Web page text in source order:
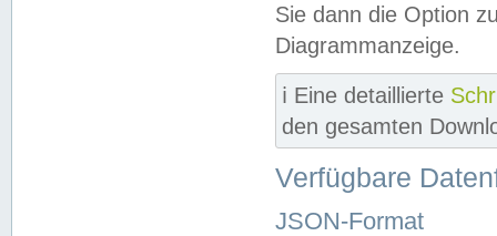
Sie dann die Option
Diagrammanzeige.
ℹ️ Eine detaillierte
den gesamten
Verfügbare
JSON-Format